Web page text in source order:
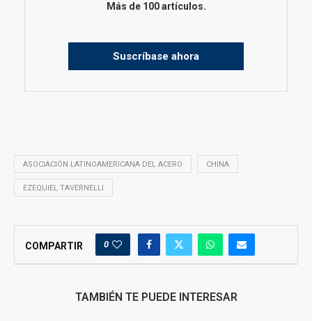
Más de 100 artículos.
Suscríbase ahora
ASOCIACIÓN LATINOAMERICANA DEL ACERO CHINA
EZEQUIEL TAVERNELLI
COMPARTIR 0
TAMBIÉN TE PUEDE INTERESAR